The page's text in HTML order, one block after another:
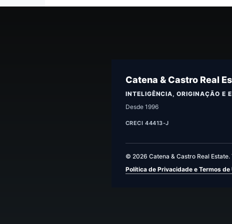
Catena & Castro Real
INTELIGÊNCIA, ORIGINAÇÃO E
Desde 1996
CRECI 44413-J
© 2026 Catena & Castro Real
Política de Privacidade e Termos de